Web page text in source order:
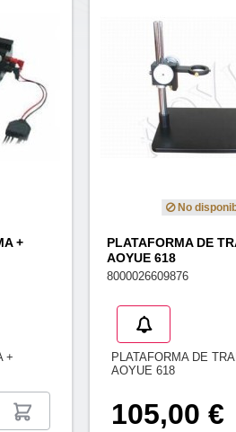
+
+
No
PLATAFORMA DE
AOYUE 618
8000026609876
PLATAFORMA DE
AOYUE 618
105,00 €